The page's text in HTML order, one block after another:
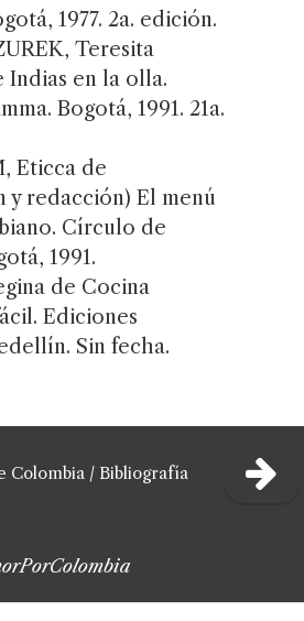
1977. 2a. edición.
Teresita
Indias en la olla.
Bogotá, 1991. 21a.
Eticca de
y redacción) El menú
Círculo de
1991.
de Cocina
Ediciones
Sin fecha.
Colombia / Bibliografía